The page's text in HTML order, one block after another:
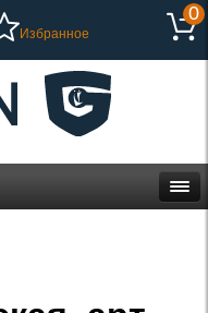
Избранное
0